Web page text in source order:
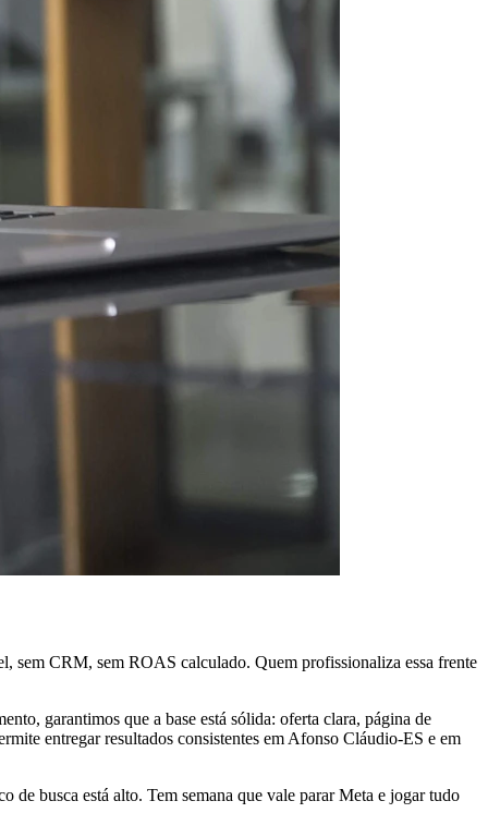
sem CRM, sem ROAS calculado. Quem profissionaliza essa frente
garantimos que a base está sólida: oferta clara, página de
entregar resultados consistentes em Afonso Cláudio-ES e em
busca está alto. Tem semana que vale parar Meta e jogar tudo